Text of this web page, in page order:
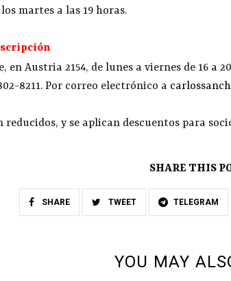
los martes a las 19 horas.
en Austria 2154, de lunes a viernes de 16 a
8211. Por correo electrónico a
reducidos, y se aplican descuentos para
SHARE THIS
SHARE TWEET TELEGRAM
YOU MAY